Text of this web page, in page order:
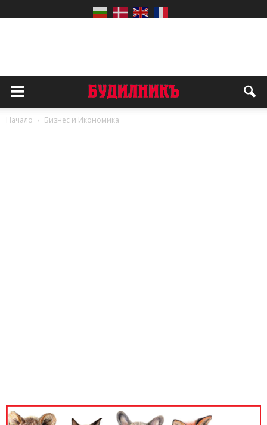
Начало Бизнес и Икономика